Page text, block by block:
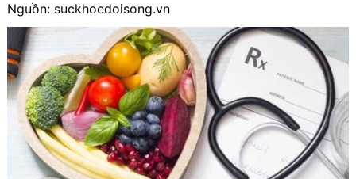
Nguồn: suckhoedoisong.vn